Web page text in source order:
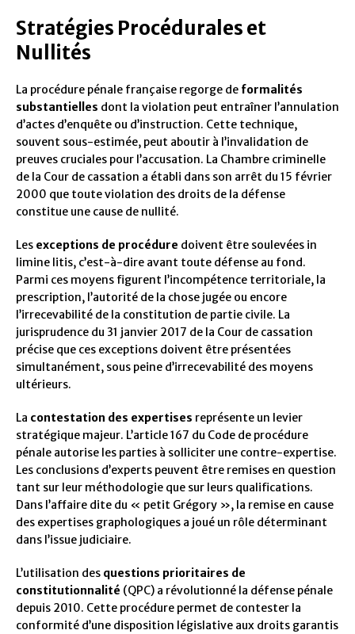
Stratégies Procédurales et
Nullités
La procédure pénale française regorge de formalités
substantielles dont la violation peut entraîner l’annulation
d’actes d’enquête ou d’instruction. Cette technique,
souvent sous-estimée, peut aboutir à l’invalidation de
preuves cruciales pour l’accusation. La Chambre criminelle
de la Cour de cassation a établi dans son arrêt du 15 février
2000 que toute violation des droits de la défense
constitue une cause de nullité.
Les exceptions de procédure doivent être soulevées in
limine litis, c’est-à-dire avant toute défense au fond.
Parmi ces moyens figurent l’incompétence territoriale, la
prescription, l’autorité de la chose jugée ou encore
l’irrecevabilité de la constitution de partie civile. La
jurisprudence du 31 janvier 2017 de la Cour de cassation
précise que ces exceptions doivent être présentées
simultanément, sous peine d’irrecevabilité des moyens
ultérieurs.
La contestation des expertises représente un levier
stratégique majeur. L’article 167 du Code de procédure
pénale autorise les parties à solliciter une contre-expertise.
Les conclusions d’experts peuvent être remises en question
tant sur leur méthodologie que sur leurs qualifications.
Dans l’affaire dite du « petit Grégory », la remise en cause
des expertises graphologiques a joué un rôle déterminant
dans l’issue judiciaire.
L’utilisation des questions prioritaires de
constitutionnalité (QPC) a révolutionné la défense pénale
depuis 2010. Cette procédure permet de contester la
conformité d’une disposition législative aux droits garantis